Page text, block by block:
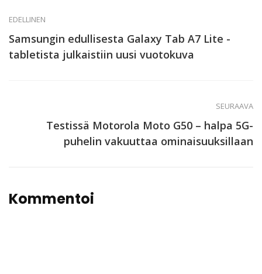
EDELLINEN
Samsungin edullisesta Galaxy Tab A7 Lite -
tabletista julkaistiin uusi vuotokuva
SEURAAVA
Testissä Motorola Moto G50 – halpa 5G-
puhelin vakuuttaa ominaisuuksillaan
Kommentoi